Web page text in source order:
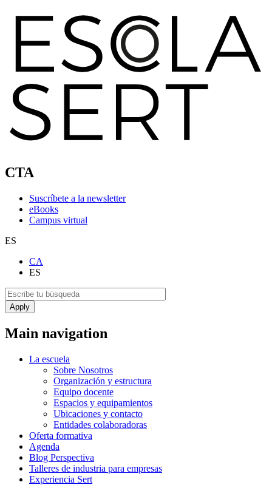
CTA
Suscríbete a la newsletter
eBooks
Campus virtual
ES
CA
ES
Main navigation
La escuela
Sobre Nosotros
Organización y estructura
Equipo docente
Espacios y equipamientos
Ubicaciones y contacto
Entidades colaboradoras
Oferta formativa
Agenda
Blog Perspectiva
Talleres de industria para empresas
Experiencia Sert